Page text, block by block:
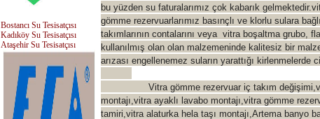
Bostancı Su Tesisatçısı
Kadıköy Su Tesisatçısı
Ataşehir Su Tesisatçısı
bu yüzden su faturalarımız çok kabarık
gömme rezervuarlarımız basınçlı ve klorlu sulara
takımlarının contalarını veya vitra boşaltma grubo,
kullanılmış olan olan malzemeninde kalitesiz bir
arızası engellenemez suların yarattığı kirlenmelerde
Vitra gömme rezervuar iç takım
montajı,vitra ayaklı lavabo montajı,vitra gömme
tamiri,vitra alaturka hela taşı montajı,Artema banyo